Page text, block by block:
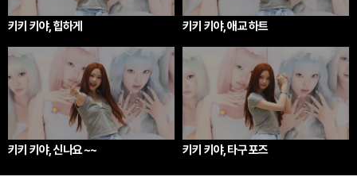
키키 키야, 힙하게 키키 키야, 애교 하트
키키 키야, 신나요 ~~ 키키 키야, 타구 포즈